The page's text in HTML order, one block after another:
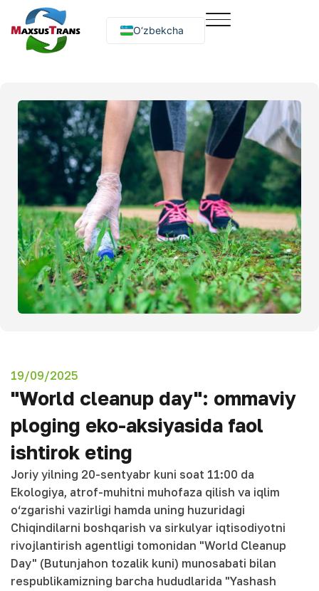
O‘zbekcha
Русский
19/09/2025
"World cleanup day": ommaviy
ploging eko-aksiyasida faol
ishtirok eting
Joriy yilning 20-sentyabr kuni soat 11:00 da
Ekologiya, atrof-muhitni muhofaza qilish va iqlim
o‘zgarishi vazirligi hamda uning huzuridagi
Chiqindilarni boshqarish va sirkulyar iqtisodiyotni
rivojlantirish agentligi tomonidan "World Cleanup
Day" (Butunjahon tozalik kuni) munosabati bilan
respublikamizning barcha hududlarida "Yashash